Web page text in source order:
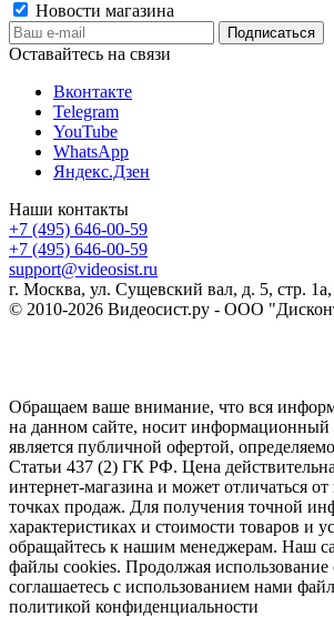
Новости магазина
Оставайтесь на связи
Вконтакте
Telegram
YouTube
WhatsApp
Яндекс.Дзен
Наши контакты
+7 (495) 646-00-59
+7 (495) 646-00-59
support@videosist.ru
г. Москва, ул. Сущевский вал, д. 5, стр.
© 2010-2026 Видеосист.ру - ООО
Обращаем ваше внимание, что вся
на данном сайте, носит информационный
является публичной офертой,
Статьи 437 (2) ГК РФ. Цена
интернет-магазина и может отличаться
точках продаж. Для получения точной
характеристиках и стоимости товаров и
обращайтесь к нашим менеджерам. Наш
файлы cookies. Продолжая использование
соглашаетесь с использованием нами
политикой конфиденциальности